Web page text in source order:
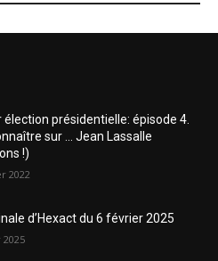
élection présidentielle: épisode 4.
sur … Jean Lassalle
!)
2022
d’Hexact du 6 février 2025